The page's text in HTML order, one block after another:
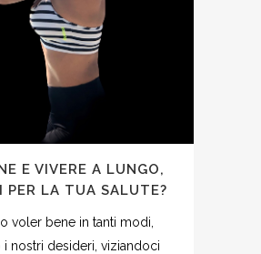
E VIVERE A LUNGO,
PER LA TUA SALUTE?
voler bene in tanti modi,
i nostri desideri, viziandoci